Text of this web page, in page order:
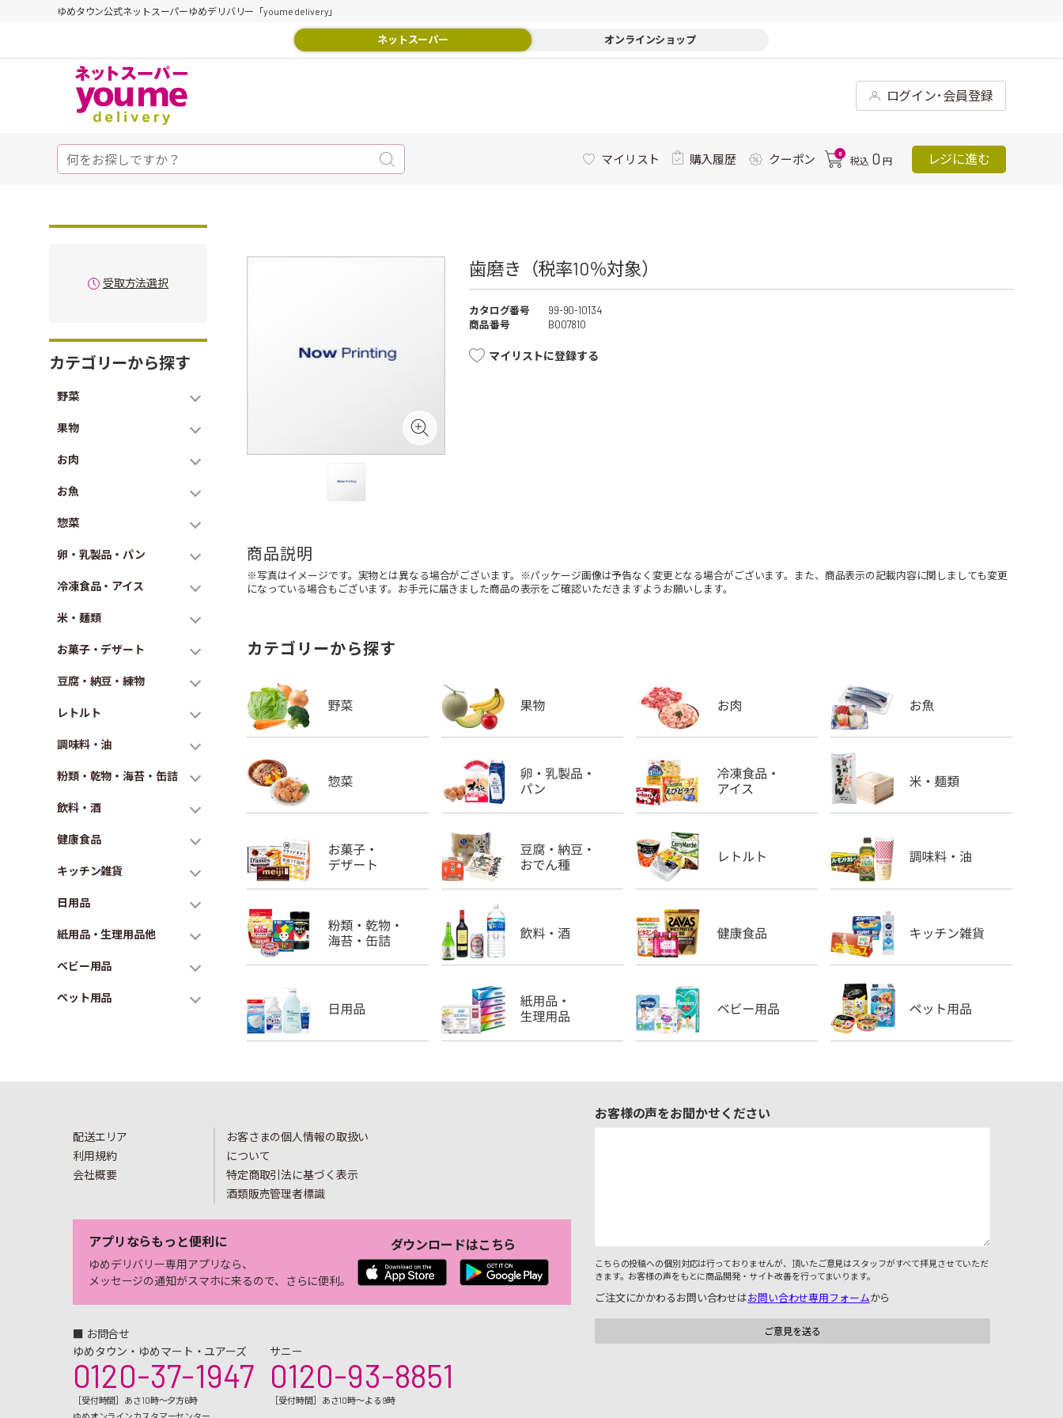
ゆめタウン公式ネットスーパーゆめデリバリー「youme delivery」
ネットスーパー オンラインショップ
ログイン･会員登録
マイリスト 購入履歴 クーポン 0
税込 0 円 レジに進む
受取方法選択
カテゴリーから探す
野菜
果物
お肉
お魚
惣菜
卵・乳製品・パン
冷凍食品・アイス
米・麺類
お菓子・デザート
豆腐・納豆・練物
レトルト
調味料・油
粉類・乾物・海苔・缶詰
飲料・酒
健康食品
キッチン雑貨
日用品
紙用品・生理用品他
ベビー用品
ペット用品
歯磨き（税率10％対象）
カタログ番号
99-90-10134
商品番号
B007810
マイリストに登録する
商品説明
※写真はイメージです。実物とは異なる場合がございます。※パッケージ画像は予告なく変更となる場合がございます。また、商品表示の記載内容に関しましても変更
になっている場合もございます。お手元に届きました商品の表示をご確認いただきますようお願いします。
カテゴリーから探す
配送エリア
利用規約
会社概要
お客さまの個人情報の取扱い
について
特定商取引法に基づく表示
酒類販売管理者標識
アプリならもっと便利に
ゆめデリバリー専用アプリなら、
メッセージの通知がスマホに来るので、さらに便利。
ダウンロードはこちら
■ お問合せ
ゆめタウン・ゆめマート・ユアーズ
0120-37-1947
［受付時間］あさ10時～夕方6時
サニー
0120-93-8851
［受付時間］あさ10時～よる9時
お客様の声をお聞かせください
こちらの投稿への個別対応は行っておりませんが、頂いたご意見はスタッフがすべて拝見させていただ
きます。お客様の声をもとに商品開発・サイト改善を行ってまいります。
ご注文にかかわるお問い合わせはお問い合わせ専用フォームから